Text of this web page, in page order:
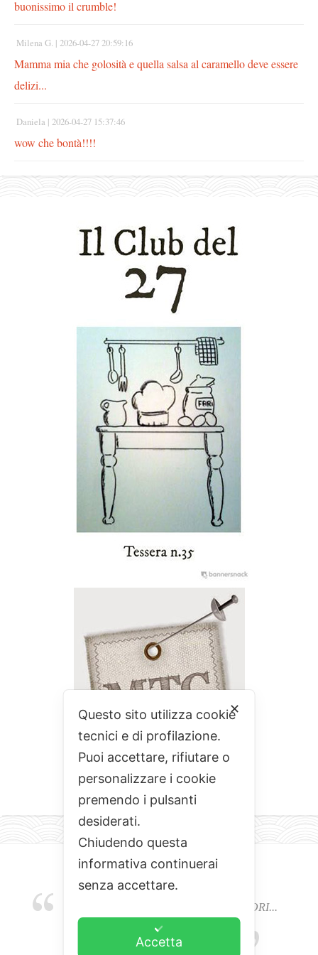
buonissimo il crumble!
Milena G. | 2026-04-27 20:59:16
Mamma mia che golosità e quella salsa al caramello deve essere
delizi...
Daniela | 2026-04-27 15:37:46
wow che bontà!!!!
EMOZIONI, COLORI, ODORI E SAPORI...
L'ALCHIMIA DEL BUON CIBO
✕
Questo sito utilizza cookie
tecnici e di profilazione.
Puoi accettare, rifiutare o
personalizzare i cookie
premendo i pulsanti
desiderati.
Chiudendo questa
informativa continuerai
senza accettare.
Accetta